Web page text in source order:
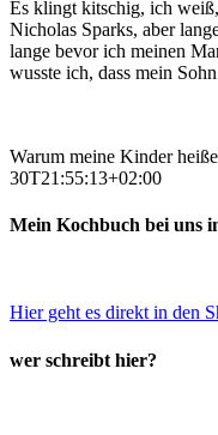
Es klingt kitschig, ich
Nicholas Sparks, aber
lange bevor ich meinen
wusste ich, dass mein
Warum meine Kinder
30T21:55:13+02:00
Mein Kochbuch bei uns
Hier geht es direkt in den
wer schreibt hier?